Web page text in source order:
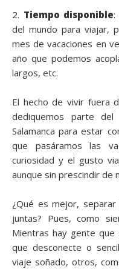
2. Tiempo disponible:
del mundo para viajar,
mes de vacaciones en
año que podemos
largos, etc.
El hecho de vivir fuera
dediquemos parte
Salamanca para estar
que pasáramos las
curiosidad y el gusto
aunque sin prescindir de
¿Qué es mejor,
juntas? Pues, como
Mientras hay gente
que desconecte o
viaje soñado, otros,